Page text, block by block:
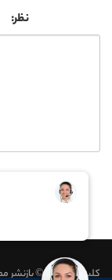
نظر:
کلینیک تبسم © بازنشر